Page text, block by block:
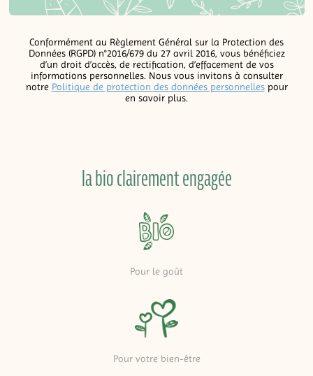
Conformément au Règlement Général sur la Protection des
Données (RGPD) n°2016/679 du 27 avril 2016, vous bénéficiez
d’un droit d’accès, de rectification, d’effacement de vos
informations personnelles. Nous vous invitons à consulter
notre Politique de protection des données personnellespour
en savoir plus.
la bio clairement engagée
Pour le goût
Pour votre bien-être